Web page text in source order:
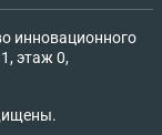
инновационного
этаж 0,